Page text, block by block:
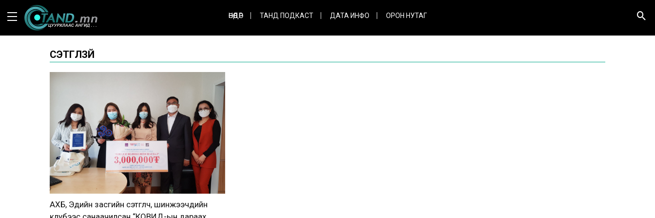
ӨНӨӨДӨР ТАНД ПОДКАСТ ДАТА ИНФО ОРОН НУТАГ
СЭТГҮҮЛЗҮЙ
АХБ, Эдийн засгийн сэтгүүлч, шинжээчдийн